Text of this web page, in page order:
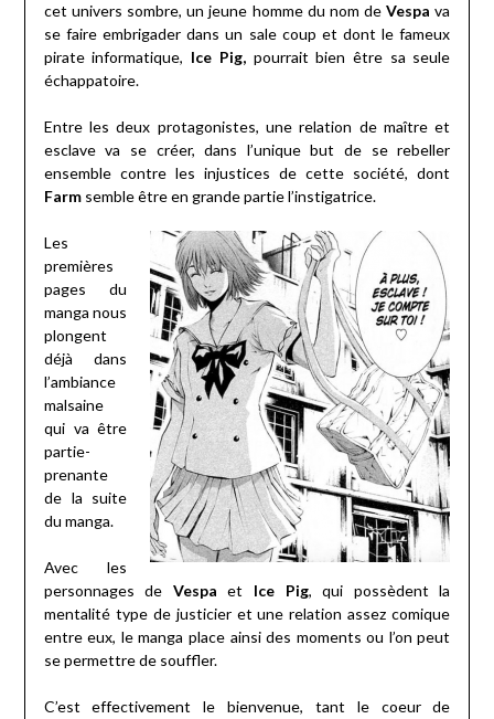
cet univers sombre, un jeune homme du nom de Vespa va
se faire embrigader dans un sale coup et dont le fameux
pirate informatique, Ice Pig,pourrait bien être sa seule
échappatoire.
Entre les deux protagonistes, une relation de maître et
esclave va se créer, dans l’unique but de se rebeller
ensemble contre les injustices de cette société, dont
Farmsemble être en grande partie l’instigatrice.
Les
premières
pages du
manga nous
plongent
déjà dans
l’ambiance
malsaine
qui va être
partie-
prenante
de la suite
du manga.
Avec les
personnages de Vespa et Ice Pig, qui possèdent la
mentalité type de justicier et une relation assez comique
entre eux, le manga place ainsi des moments ou l’on peut
se permettre de souffler.
C’est effectivement le bienvenue, tant le coeur de